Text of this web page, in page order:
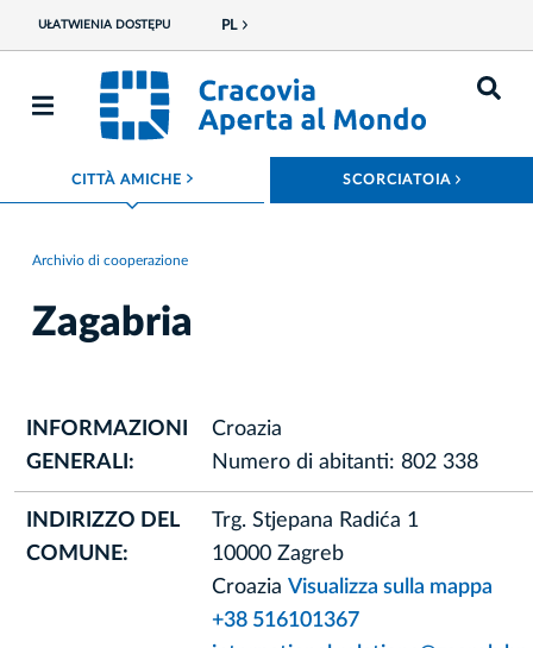
UŁATWIENIA DOSTĘPU PL
CITTÀ AMICHE ROZWIŃ MENU SCORCIATOIA
Archivio di cooperazione
Zagabria
INFORMAZIONI
GENERALI:
Croazia
Numero di abitanti: 802 338
INDIRIZZO DEL
COMUNE:
Trg. Stjepana Radića 1
10000 Zagreb
Croazia Visualizza sulla mappa
+38 516101367